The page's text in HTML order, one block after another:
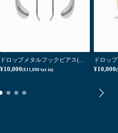
ドロップメタルフックピアス(シルバー)
¥10,000(¥11,000 tax in) ¥10,000